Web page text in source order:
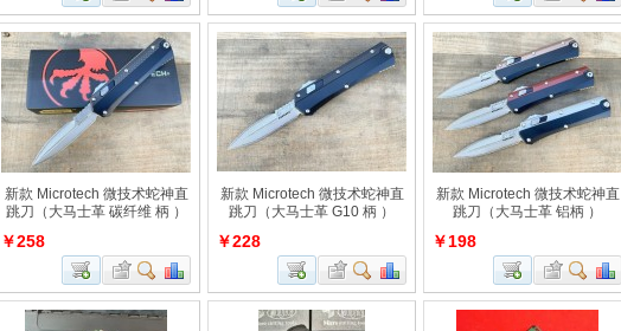
新款 Microtech 微技术蛇神直
跳刀（大马士革 碳纤维 柄 ）
￥258
新款 Microtech 微技术蛇神直
跳刀（大马士革 G10 柄 ）
￥228
新款 Microtech 微技术蛇神直
跳刀（大马士革 铝柄 ）
￥198